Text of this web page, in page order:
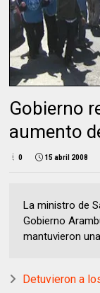
Gobierno
aumento
0 15 abril 2008
La ministro de
Gobierno
mantuvieron
Detuvieron a